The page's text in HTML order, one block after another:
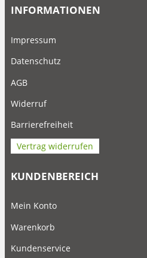
INFORMATIONEN
Impressum
Datenschutz
AGB
Widerruf
Barrierefreiheit
Vertrag widerrufen
KUNDENBEREICH
Mein Konto
Warenkorb
Kundenservice